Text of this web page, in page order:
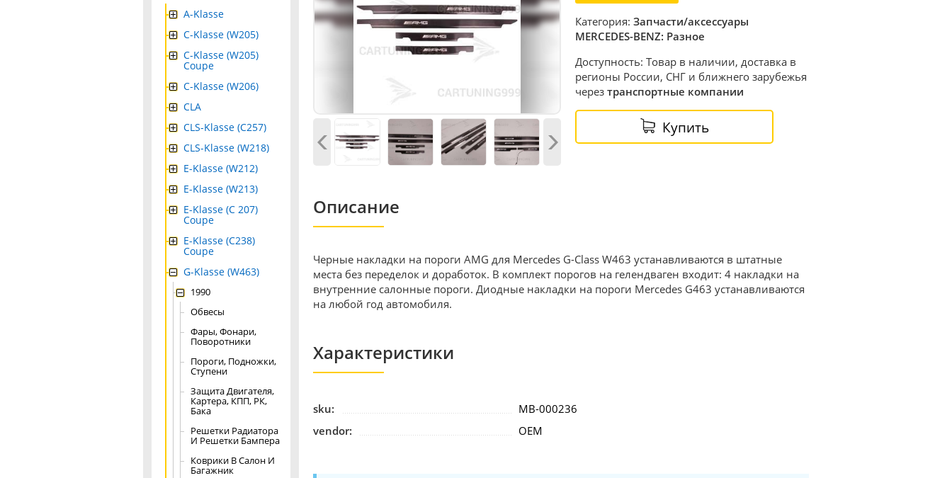
Категория: Запчасти/аксессуары
MERCEDES-BENZ: Разное
Доступность: Товар в наличии, доставка в
регионы России, СНГ и ближнего зарубежья
через транспортные компании
Купить
Описание
Черные накладки на пороги AMG для Mercedes G-Class W463 устанавливаются в штатные
места без переделок и доработок. В комплект порогов на гелендваген входит: 4 накладки на
внутренние салонные пороги. Диодные накладки на пороги Mercedes G463 устанавливаются
на любой год автомобиля.
Характеристики
sku:
MB-000236
vendor:
OEM
A-Klasse
C-Klasse (W205)
C-Klasse (W205)
Coupe
C-Klasse (W206)
CLA
CLS-Klasse (C257)
CLS-Klasse (W218)
E-Klasse (W212)
E-Klasse (W213)
E-Klasse (C 207)
Coupe
E-Klasse (C238)
Coupe
G-Klasse (W463)
1990
Обвесы
Фары, Фонари,
Поворотники
Пороги, Подножки,
Ступени
Защита Двигателя,
Картера, КПП, РК,
Бака
Решетки Радиатора
И Решетки Бампера
Коврики В Салон И
Багажник